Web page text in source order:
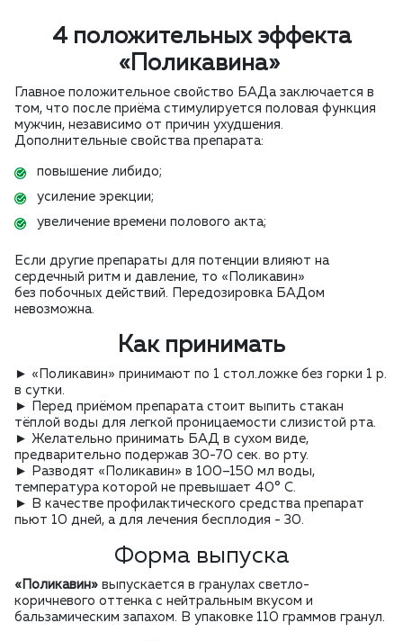
4 положительных эффекта
«Поликавина»
Главное положительное свойство БАДа заключается в
том, что после приёма стимулируется половая функция
мужчин, независимо от причин ухудшения.
Дополнительные свойства препарата:
повышение либидо;
усиление эрекции;
увеличение времени полового акта;
Если другие препараты для потенции влияют на
сердечный ритм и давление, то «Поликавин»
без побочных действий. Передозировка БАДом
невозможна.
Как принимать
► «Поликавин» принимают по 1 стол.ложке без горки 1 р.
в сутки.
► Перед приёмом препарата стоит выпить стакан
тёплой воды для легкой проницаемости слизистой рта.
► Желательно принимать БАД в сухом виде,
предварительно подержав 30-70 сек. во рту.
► Разводят «Поликавин» в 100–150 мл воды,
температура которой не превышает 40° C.
► В качестве профилактического средства препарат
пьют 10 дней, а для лечения бесплодия - 30.
Форма выпуска
«Поликавин» выпускается в гранулах светло-
коричневого оттенка с нейтральным вкусом и
бальзамическим запахом. В упаковке 110 граммов гранул.